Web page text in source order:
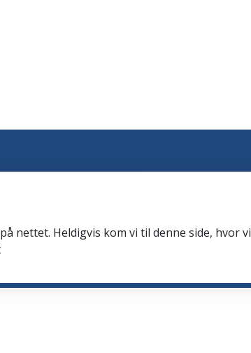
nettet. Heldigvis kom vi til denne side, hvor vi